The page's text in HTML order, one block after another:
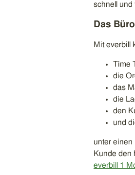
schnell und
Das
Mit everbill
Time
die
das
die
den
und
unter einen
Kunde den
everbill 1